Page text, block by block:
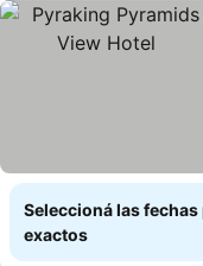
Seleccioná las
exactos